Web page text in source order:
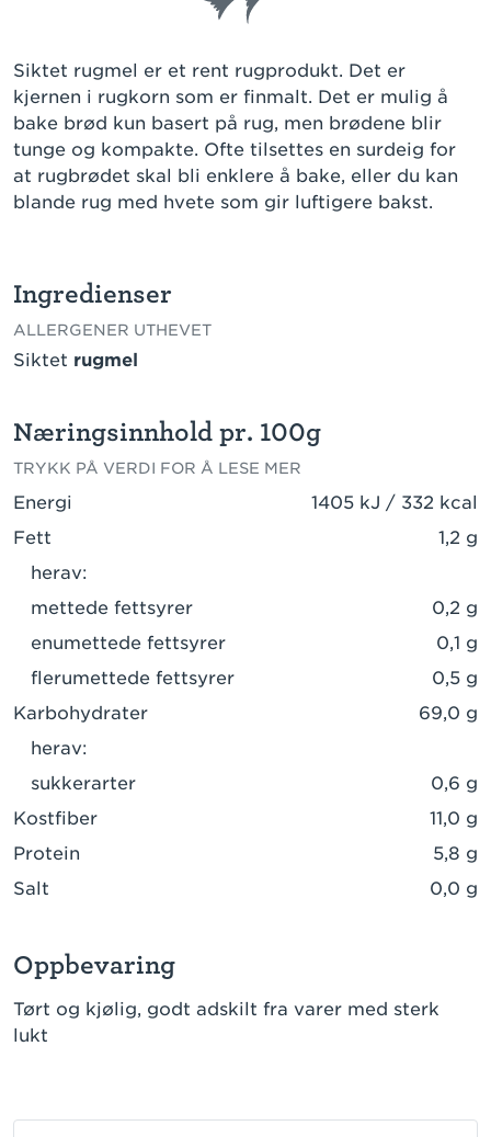
Siktet rugmel er et rent rugprodukt. Det er
kjernen i rugkorn som er finmalt. Det er mulig å
bake brød kun basert på rug, men brødene blir
tunge og kompakte. Ofte tilsettes en surdeig for
at rugbrødet skal bli enklere å bake, eller du kan
blande rug med hvete som gir luftigere bakst.
Ingredienser
ALLERGENER UTHEVET
Siktet rugmel
Næringsinnhold pr. 100g
TRYKK PÅ VERDI FOR Å LESE MER
Energi
1405 kJ / 332 kcal
Fett
1,2 g
herav:
mettede fettsyrer
0,2 g
enumettede fettsyrer
0,1 g
flerumettede fettsyrer
0,5 g
Karbohydrater
69,0 g
herav:
sukkerarter
0,6 g
Kostfiber
11,0 g
Protein
5,8 g
Salt
0,0 g
Oppbevaring
Tørt og kjølig, godt adskilt fra varer med sterk
lukt